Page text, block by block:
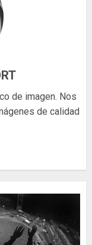
de imagen. Nos
de calidad